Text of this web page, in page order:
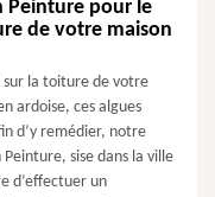
Peinture pour le
de votre maison
sur la toiture de votre
ardoise, ces algues
d’y remédier, notre
sise dans la ville
d’effectuer un